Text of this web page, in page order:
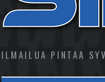
ILMAILUA PINTAA